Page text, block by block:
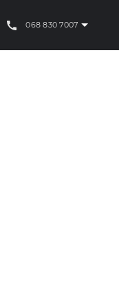
068 830 7007